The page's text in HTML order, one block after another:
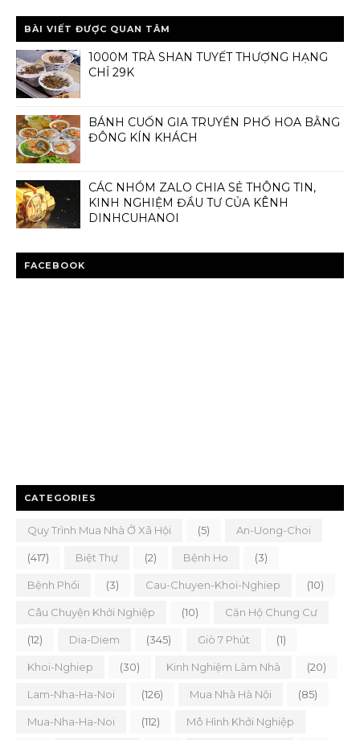
BÀI VIẾT ĐƯỢC QUAN TÂM
1000M TRÀ SHAN TUYẾT THƯỢNG HẠNG
CHỈ 29K
BÁNH CUỐN GIA TRUYỀN PHỐ HOA BẰNG
ĐÔNG KÍN KHÁCH
CÁC NHÓM ZALO CHIA SẺ THÔNG TIN,
KINH NGHIỆM ĐẦU TƯ CỦA KÊNH
DINHCUHANOI
FACEBOOK
CATEGORIES
Quy Trình Mua Nhà Ở Xã Hội (5) An-Uong-Choi
(417) Biệt Thự (2) Bệnh Ho (3)
Bệnh Phổi (3) Cau-Chuyen-Khoi-Nghiep (10)
Câu Chuyện Khởi Nghiệp (10) Căn Hộ Chung Cư
(12) Dia-Diem (345) Giò 7 Phút (1)
Khoi-Nghiep (30) Kinh Nghiệm Làm Nhà (20)
Lam-Nha-Ha-Noi (126) Mua Nhà Hà Nội (85)
Mua-Nha-Ha-Noi (112) Mô Hình Khởi Nghiệp